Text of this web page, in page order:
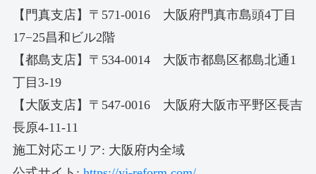
【門真支店】〒571-0016 大阪府門真市島頭4丁目
17−25昌和ビル2階
【都島支店】〒534-0014 大阪市都島区都島北通1
丁目3-19
【大阪支店】〒547-0016 大阪府大阪市平野区長吉
長原4-11-11
施工対応エリア: 大阪府内全域